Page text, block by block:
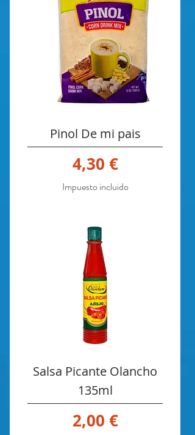
Pinol De mi pais
Precio
4,30 €
Impuesto incluido
Salsa Picante Olancho
135ml
Precio
2,00 €